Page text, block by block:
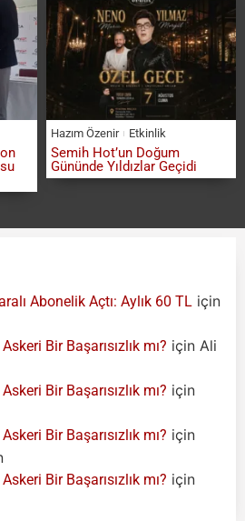
Hazım Özenir Etkinlik
Semih Hot’un Doğum
Gününde Yıldızlar Geçidi
Abonelik Açtı: Aylık 60 TL için
Bir Başarısızlık mı? için Ali
Bir Başarısızlık mı? için
Bir Başarısızlık mı? için
Bir Başarısızlık mı? için